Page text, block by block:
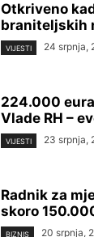
Otkriveno
braniteljskih
VIJESTI 24 srpnja,
224.000
Vlade RH –
VIJESTI 23 srpnja,
Radnik za
skoro
BIZNIS 20 srpnja,